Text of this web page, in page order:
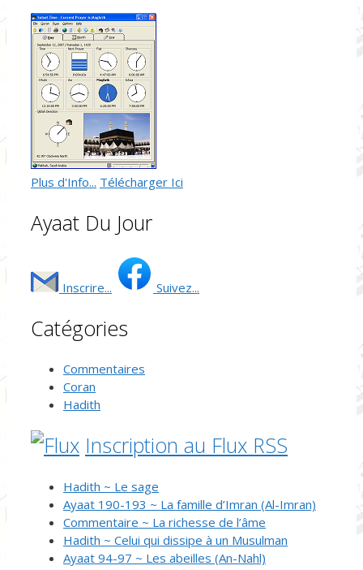
Plus d'Info... Télécharger Ici
Ayaat Du Jour
Inscrire... Suivez...
Catégories
Commentaires
Coran
Hadith
Inscription au Flux RSS
Hadith ~ Le sage
Ayaat 190-193 ~ La famille d’Imran (Al-Imran)
Commentaire ~ La richesse de l’âme
Hadith ~ Celui qui dissipe à un Musulman
Ayaat 94-97 ~ Les abeilles (An-Nahl)